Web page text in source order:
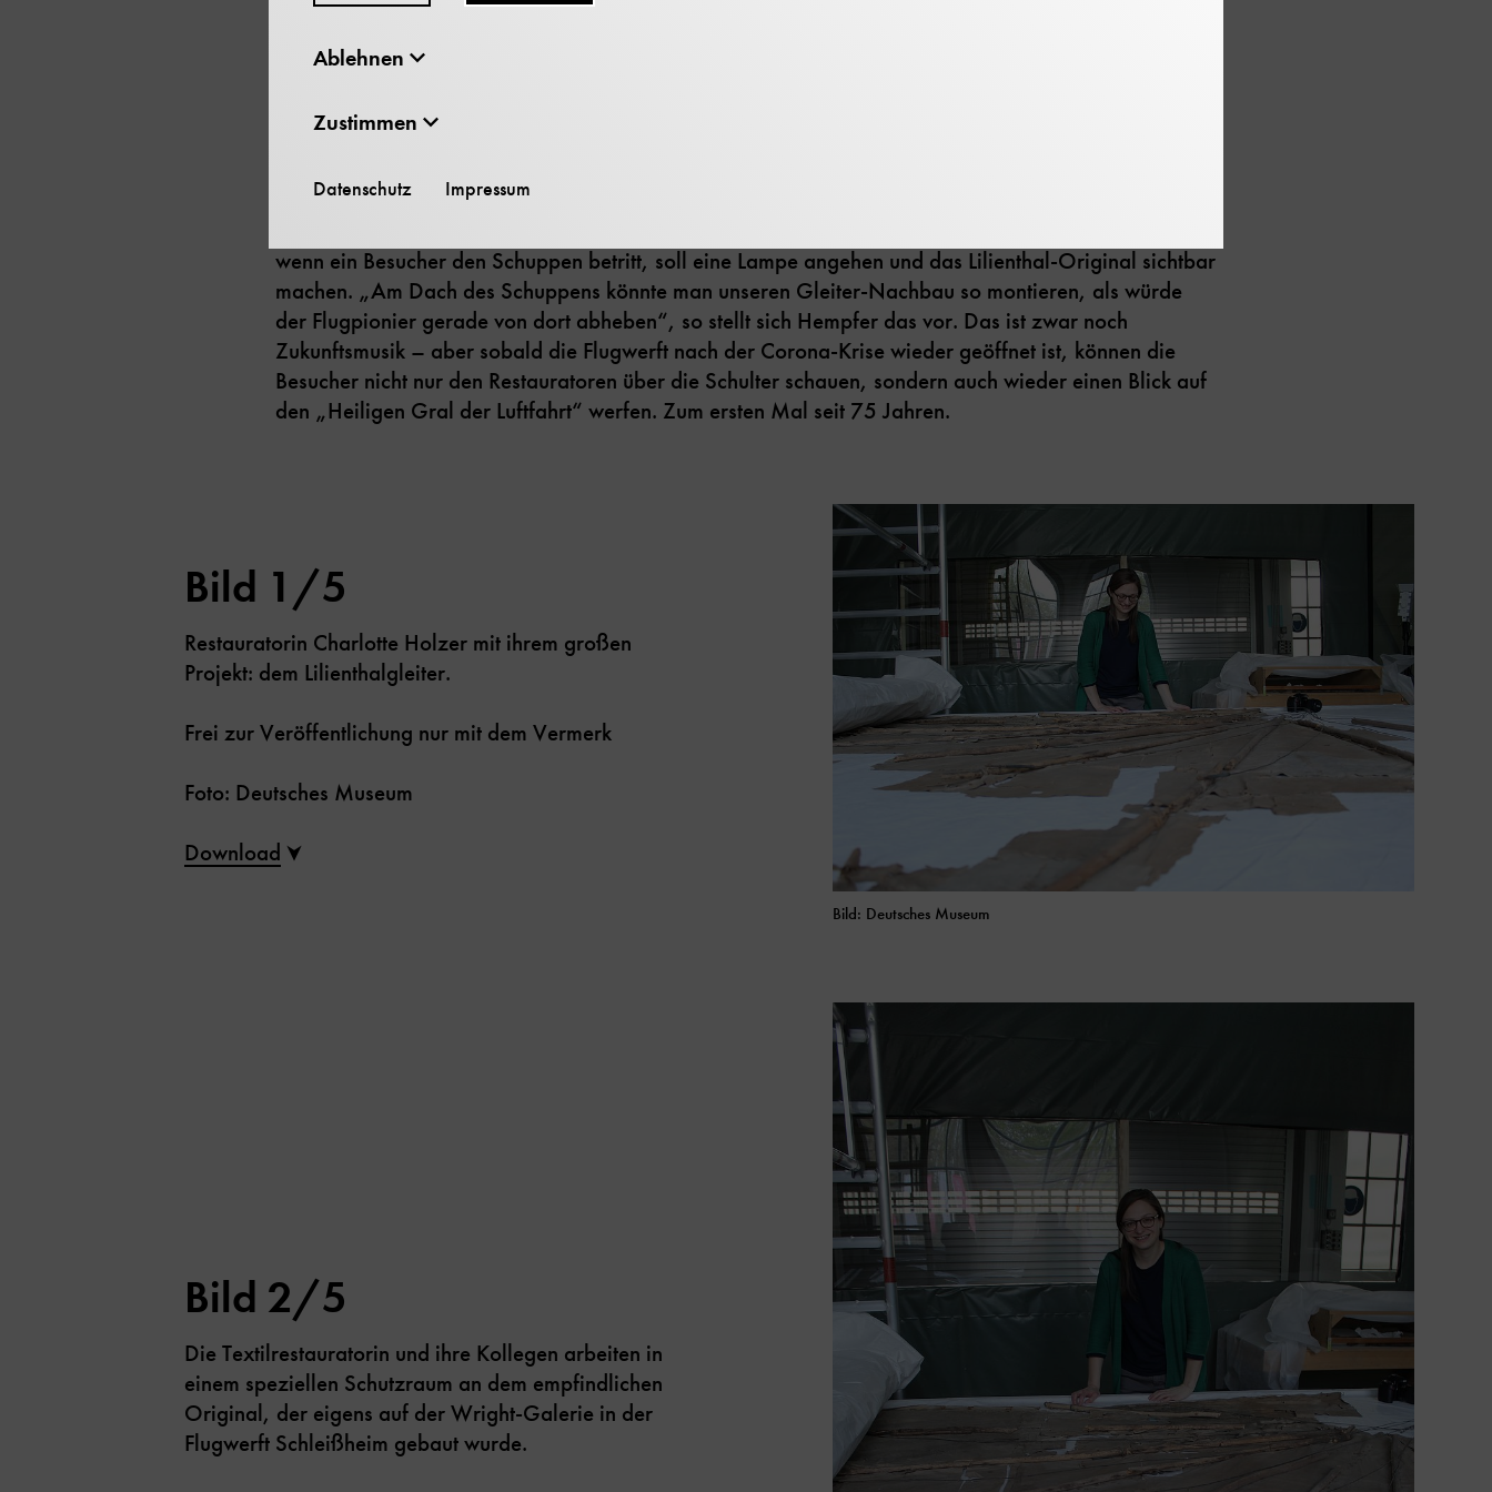
er den Gleiter nennt, wieder herzeigen: „Der Original-Lilienthalgleiter soll wieder als zentrales
weiterem Verfall zu bewahren. Hempfer schwebt eine Inszenierung vor, die die Situation auf dem
wenn ein Besucher den Schuppen betritt, soll eine Lampe angehen und das Lilienthal-Original sichtbar
machen. „Am Dach des Schuppens könnte man unseren Gleiter-Nachbau so montieren, als würde
der Flugpionier gerade von dort abheben“, so stellt sich Hempfer das vor. Das ist zwar noch
Zukunftsmusik – aber sobald die Flugwerft nach der Corona-Krise wieder geöffnet ist, können die
Besucher nicht nur den Restauratoren über die Schulter schauen, sondern auch wieder einen Blick auf
den „Heiligen Gral der Luftfahrt“ werfen. Zum ersten Mal seit 75 Jahren.
Bild: Deutsches Museum
Bild 1/5
Restauratorin Charlotte Holzer mit ihrem großen
Projekt: dem Lilienthalgleiter.
Frei zur Veröffentlichung nur mit dem Vermerk
Foto: Deutsches Museum
Download
Bild 2/5
Die Textilrestauratorin und ihre Kollegen arbeiten in
einem speziellen Schutzraum an dem empfindlichen
Original, der eigens auf der Wright-Galerie in der
Flugwerft Schleißheim gebaut wurde.
Ablehnen
Zustimmen
Datenschutz Impressum